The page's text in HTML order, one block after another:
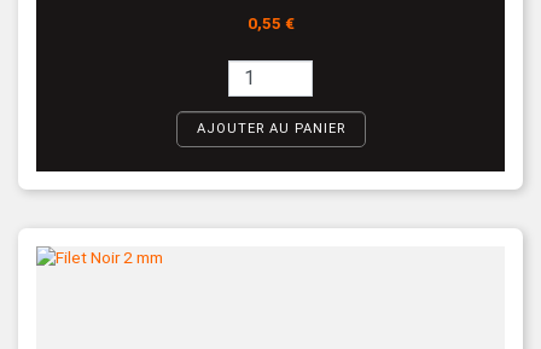
Prix
0,55 €
AJOUTER AU PANIER